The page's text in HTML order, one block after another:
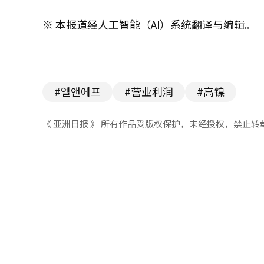
※ 本报道经人工智能（AI）系统翻译与编辑。
#엘앤에프 #营业利润 #高镍
《 亚洲日报 》 所有作品受版权保护，未经授权，禁止转